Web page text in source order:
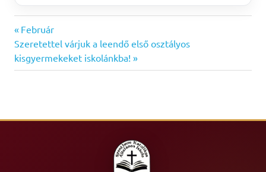
Bejegyzés
navigáció
Previous
Post:
Február
Next
Post:
Szeretettel várjuk a leendő első osztályos
kisgyermekeket iskolánkba!